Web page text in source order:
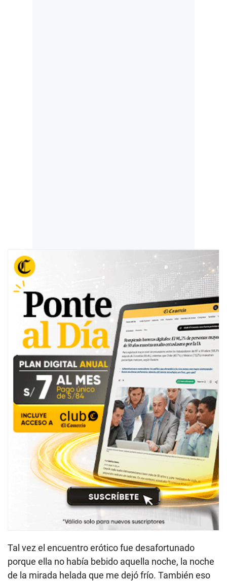
Tal vez el encuentro erótico fue desafortunado
porque ella no había bebido aquella noche, la noche
de la mirada helada que me dejó frío. También eso